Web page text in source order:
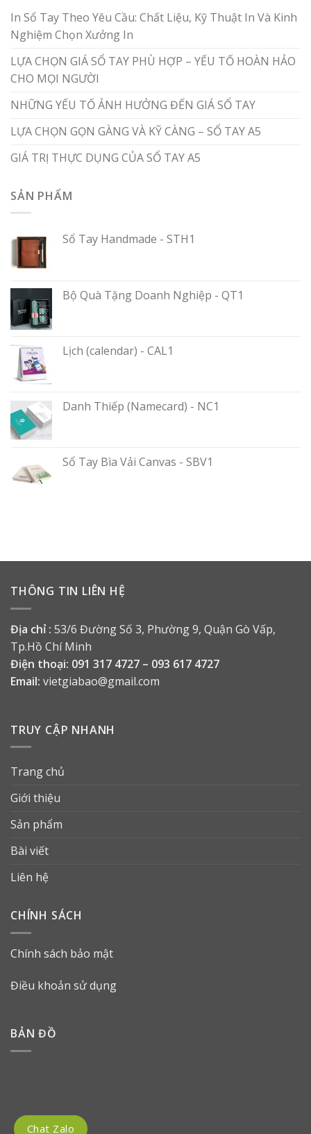
In Sổ Tay Theo Yêu Cầu: Chất Liệu, Kỹ Thuật In Và Kinh
Nghiệm Chọn Xưởng In
LỰA CHỌN GIÁ SỔ TAY PHÙ HỢP – YẾU TỐ HOÀN HẢO
CHO MỌI NGƯỜI
NHỮNG YẾU TỐ ẢNH HƯỞNG ĐẾN GIÁ SỔ TAY
LỰA CHỌN GỌN GÀNG VÀ KỸ CÀNG – SỔ TAY A5
GIÁ TRỊ THỰC DỤNG CỦA SỔ TAY A5
SẢN PHẨM
Sổ Tay Handmade - STH1
Bộ Quà Tặng Doanh Nghiệp - QT1
Lịch (calendar) - CAL1
Danh Thiếp (Namecard) - NC1
Sổ Tay Bìa Vải Canvas - SBV1
THÔNG TIN LIÊN HỆ
Địa chỉ : 53/6 Đường Số 3, Phường 9, Quận Gò Vấp,
Tp.Hồ Chí Minh
Điện thoại: 091 317 4727 – 093 617 4727
Email: vietgiabao@gmail.com
TRUY CẬP NHANH
Trang chủ
Giới thiệu
Sản phẩm
Bài viết
Liên hệ
CHÍNH SÁCH
Chính sách bảo mật
Điều khoản sử dụng
BẢN ĐỒ
Chat Zalo